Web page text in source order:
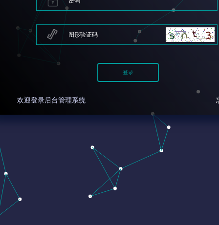
欢迎登录后台管理系统